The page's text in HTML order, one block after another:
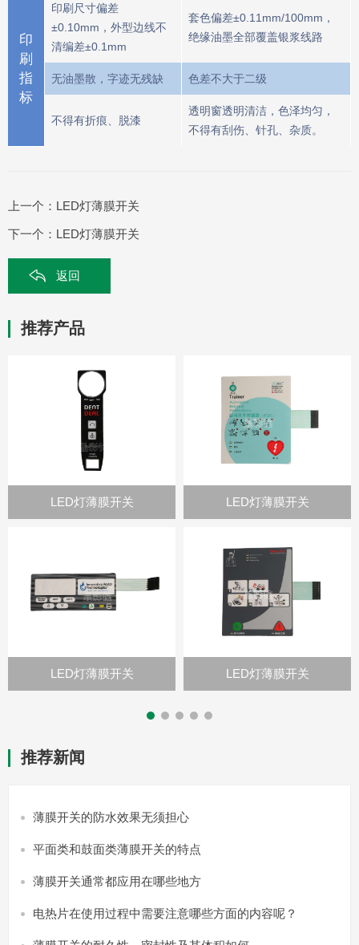
印
刷
指
标
印刷尺寸偏差
±0.10mm，外型边线不
清编差±0.1mm
套色偏差±0.11mm/100mm，
绝缘油墨全部覆盖银浆线路
无油墨散，字迹无残缺 色差不大于二级
不得有折痕、脱漆
透明窗透明清洁，色泽均匀，
不得有刮伤、针孔、杂质。
上一个： LED灯薄膜开关
下一个： LED灯薄膜开关
返回
推荐产品
LED灯薄膜开关
LED灯薄膜开关
LED灯薄膜开关
LED灯薄膜开关
推荐新闻
薄膜开关的防水效果无须担心
平面类和鼓面类薄膜开关的特点
薄膜开关通常都应用在哪些地方
电热片在使用过程中需要注意哪些方面的内容呢？